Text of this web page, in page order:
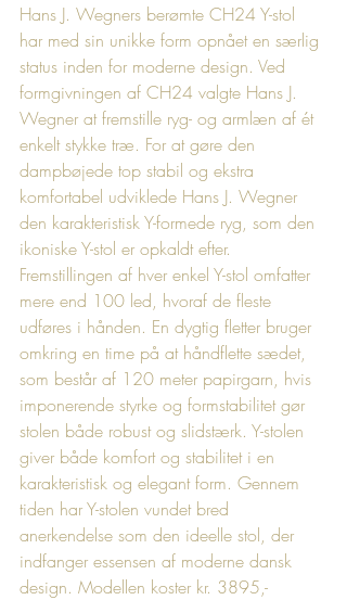
Hans J. Wegners berømte CH24 Y-stol
har med sin unikke form opnået en særlig
status inden for moderne design. Ved
formgivningen af CH24 valgte Hans J.
Wegner at fremstille ryg- og armlæn af ét
enkelt stykke træ. For at gøre den
dampbøjede top stabil og ekstra
komfortabel udviklede Hans J. Wegner
den karakteristisk Y-formede ryg, som den
ikoniske Y-stol er opkaldt efter.
Fremstillingen af hver enkel Y-stol omfatter
mere end 100 led, hvoraf de fleste
udføres i hånden. En dygtig fletter bruger
omkring en time på at håndflette sædet,
som består af 120 meter papirgarn, hvis
imponerende styrke og formstabilitet gør
stolen både robust og slidstærk. Y-stolen
giver både komfort og stabilitet i en
karakteristisk og elegant form. Gennem
tiden har Y-stolen vundet bred
anerkendelse som den ideelle stol, der
indfanger essensen af moderne dansk
design. Modellen koster kr. 3895,-